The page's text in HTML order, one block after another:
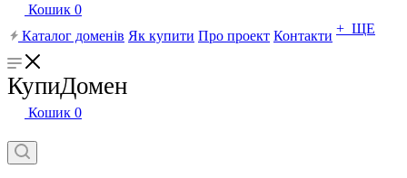
Кошик 0
Каталог доменів Як купити Про проект Контакти + ЩЕ
КупиДомен
Кошик 0